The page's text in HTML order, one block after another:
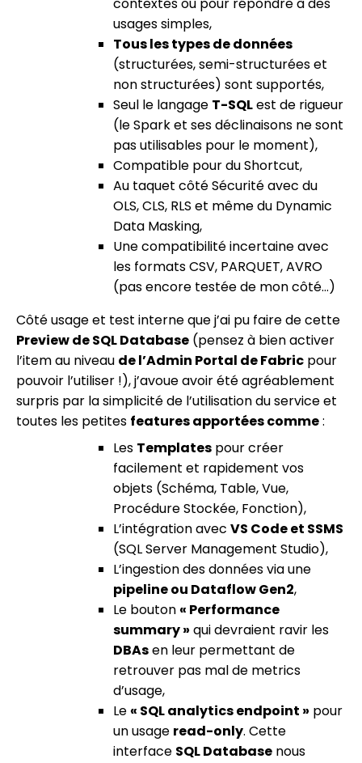
usages simples,
Tous les types de données
(structurées, semi-structurées et
non structurées) sont supportés,
Seul le langage T-SQLest de rigueur
(le Spark et ses déclinaisons ne sont
pas utilisables pour le moment),
Compatible pour du Shortcut,
Au taquet côté Sécurité avec du
OLS, CLS, RLS et même du Dynamic
Data Masking,
Une compatibilité incertaine avec
les formats CSV, PARQUET, AVRO
(pas encore testée de mon côté…)
Côté usage et test interne que j’ai pu faire de cette
Preview de SQL Database (pensez à bien activer
l’item au niveau de l’Admin Portal de Fabric pour
pouvoir l’utiliser !), j’avoue avoir été agréablement
surpris par la simplicité de l’utilisation du service et
toutes les petites features apportées comme:
Les Templates pour créer
facilement et rapidement vos
objets (Schéma, Table, Vue,
Procédure Stockée, Fonction),
L’intégration avec VS Code et SSMS
(SQL Server Management Studio),
L’ingestion des données via une
pipeline ou Dataflow Gen2,
Le bouton « Performance
summary » qui devraient ravir les
DBAsen leur permettant de
retrouver pas mal de metrics
d’usage,
Le « SQL analytics endpoint » pour
un usage read-only. Cette
interface SQL Database nous